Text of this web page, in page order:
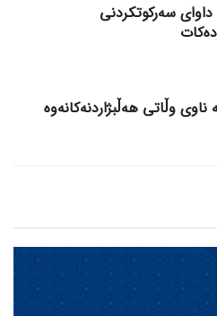
داوای سەرکوتکردنی
ناوی وڵاتی هەڵبژاردنەکانەوە